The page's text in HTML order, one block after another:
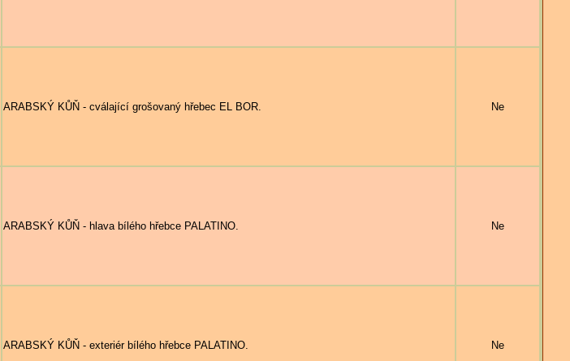
ARABSKÝ KŮŇ - cválající grošovaný hřebec EL BOR. Ne
ARABSKÝ KŮŇ - hlava bílého hřebce PALATINO. Ne
ARABSKÝ KŮŇ - exteriér bílého hřebce PALATINO. Ne